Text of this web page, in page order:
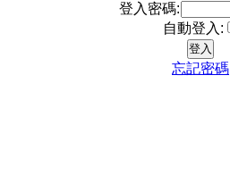
登入密碼:
自動登入:
忘記密碼